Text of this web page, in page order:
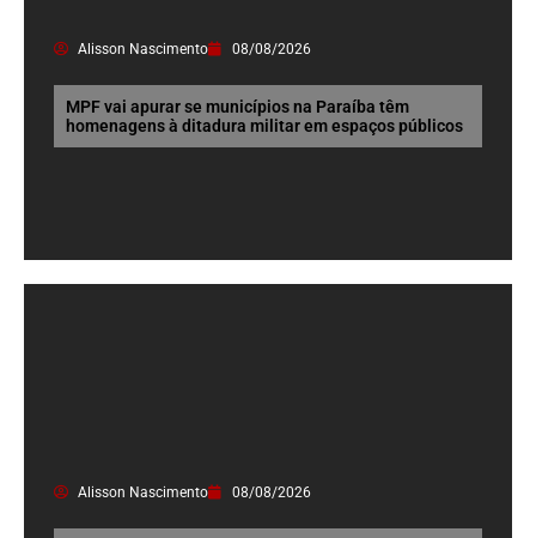
Alisson Nascimento 08/08/2026
MPF vai apurar se municípios na Paraíba têm
homenagens à ditadura militar em espaços públicos
Alisson Nascimento 08/08/2026